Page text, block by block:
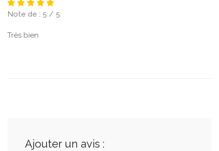
Note de : 5 / 5
Très bien
Ajouter un avis :